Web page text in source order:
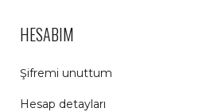
HESABIM
Şifremi unuttum
Hesap detayları